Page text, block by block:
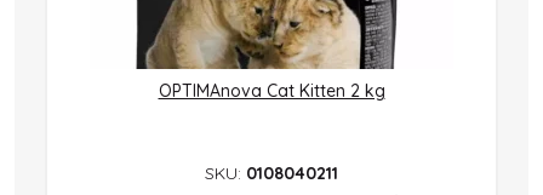
OPTIMAnova Cat Kitten 2 kg
SKU: 0108040211